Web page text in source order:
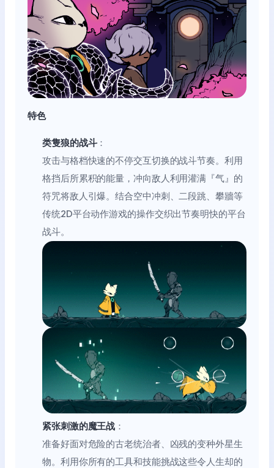
特色
类隻狼的战斗：
攻击与格档快速的不停交互切换的战斗节奏。利用
格挡后所累积的能量，冲向敌人利用灌满『气』的
符咒将敌人引爆。结合空中冲刺、二段跳、攀牆等
传统2D平台动作游戏的操作交织出节奏明快的平台
战斗。
紧张刺激的魔王战 ：
准备好面对危险的古老统治者、凶残的变种外星生
物。利用你所有的工具和技能挑战这些令人生却的